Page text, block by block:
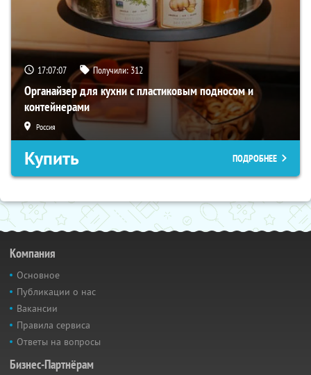
17:07:06 Получили: 312
Органайзер для кухни с пластиковым подносом и
контейнерами
Россия
Купить ПОДРОБНЕЕ
Компания
Основное
Публикации о нас
Вакансии
Правила сервиса
Ответы на вопросы
Бизнес-Партнёрам